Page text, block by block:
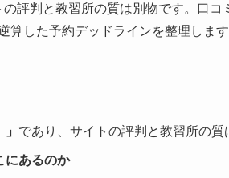
評判と教習所の質は別物です。口コ
した予約デッドラインを整理します
であり、サイトの評判と教習所の質
にあるのか